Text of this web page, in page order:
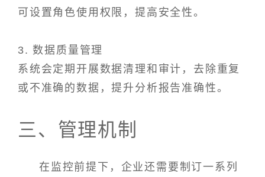
可设置角色使用权限，提高安全性。
3. 数据质量管理
系统会定期开展数据清理和审计，去除重复
或不准确的数据，提升分析报告准确性。
三、管理机制
在监控前提下，企业还需要制订一系列